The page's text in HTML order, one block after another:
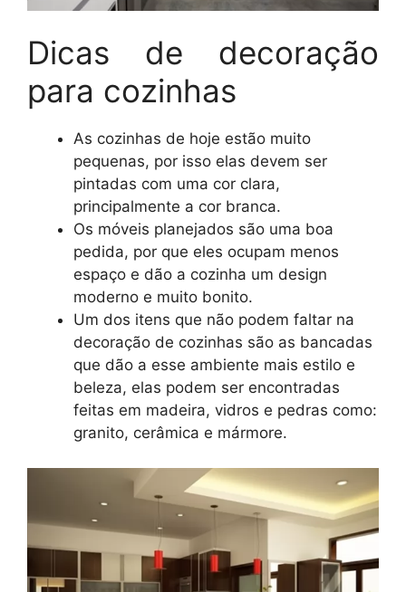
Dicas de decoração
para cozinhas
As cozinhas de hoje estão muito
pequenas, por isso elas devem ser
pintadas com uma cor clara,
principalmente a cor branca.
Os móveis planejados são uma boa
pedida, por que eles ocupam menos
espaço e dão a cozinha um design
moderno e muito bonito.
Um dos itens que não podem faltar na
decoração de cozinhas são as bancadas
que dão a esse ambiente mais estilo e
beleza, elas podem ser encontradas
feitas em madeira, vidros e pedras como:
granito, cerâmica e mármore.